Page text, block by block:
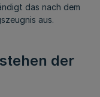
das nach dem
aus.
der